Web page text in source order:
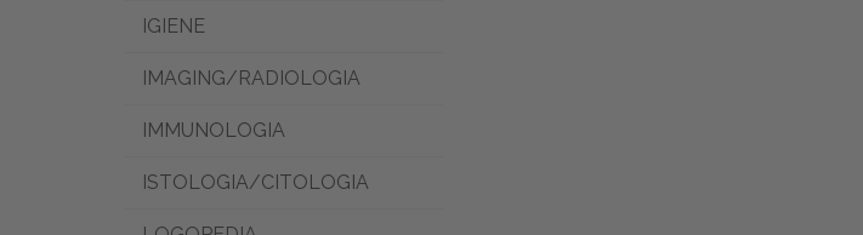
IGIENE
IMAGING/RADIOLOGIA
IMMUNOLOGIA
ISTOLOGIA/CITOLOGIA